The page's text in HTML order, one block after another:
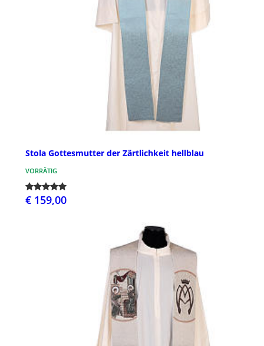
Stola Gottesmutter der Zärtlichkeit hellblau
VORRÄTIG
€ 159,00